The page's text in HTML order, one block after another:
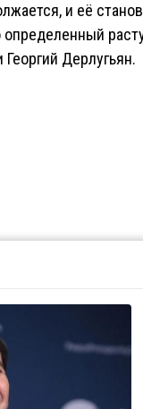
и её
Дерлугьян.